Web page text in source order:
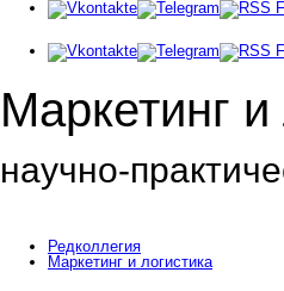
Маркетинг и
научно-
Редколлегия
Маркетинг и логистика